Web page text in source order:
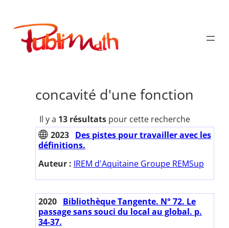
contenu
Publimath
concavité d'une fonction
Il y a 13 résultatspour cette recherche
2023 Des pistes pour travailler avec les
définitions.
Auteur : IREM d'Aquitaine Groupe REMSup
2020 Bibliothèque Tangente. N° 72. Le
passage sans souci du local au global. p.
34-37.